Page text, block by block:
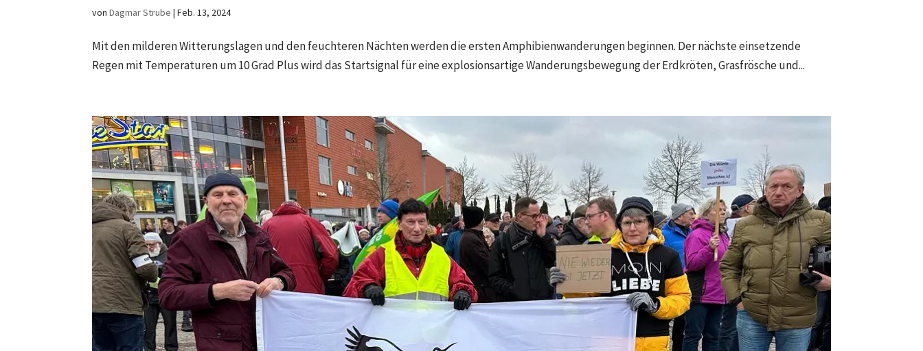
vonDagmar Strube |Feb. 13, 2024
Mit den milderen Witterungslagen und den feuchteren Nächten werden die ersten Amphibienwanderungen beginnen. Der nächste einsetzende
Regen mit Temperaturen um 10 Grad Plus wird das Startsignal für eine explosionsartige Wanderungsbewegung der Erdkröten, Grasfrösche und...